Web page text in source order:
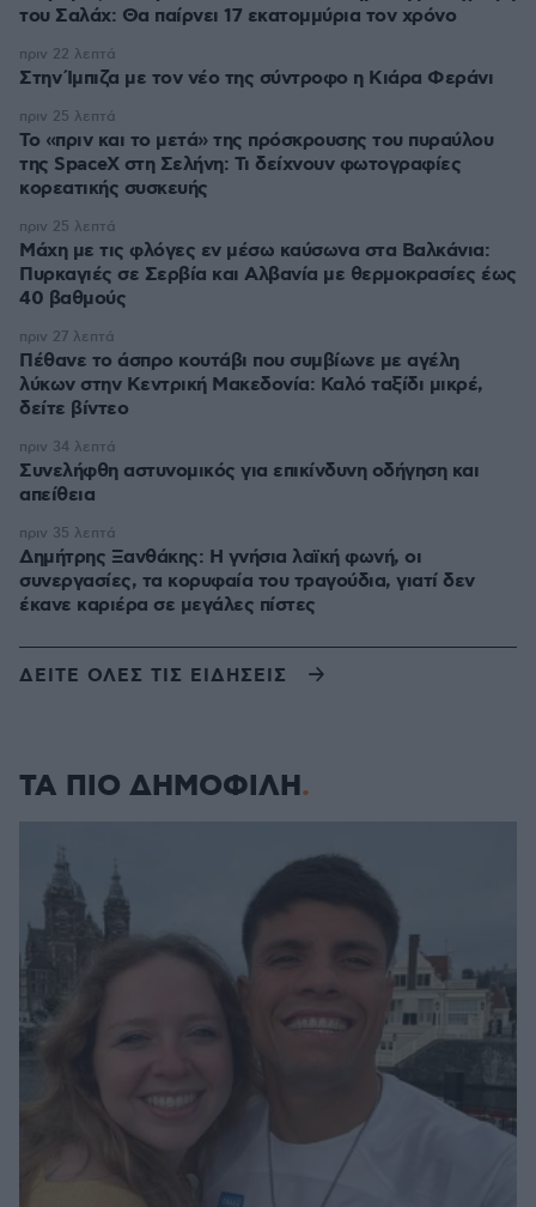
του Σαλάχ: Θα παίρνει 17 εκατομμύρια τον χρόνο
Στην Ίμπιζα με τον νέο της σύντροφο η Κιάρα Φεράνι
πριν 22 λεπτά
Το «πριν και το μετά» της πρόσκρουσης του πυραύλου
της SpaceX στη Σελήνη: Τι δείχνουν φωτογραφίες
κορεατικής συσκευής
πριν 25 λεπτά
Μάχη με τις φλόγες εν μέσω καύσωνα στα Βαλκάνια:
Πυρκαγιές σε Σερβία και Αλβανία με θερμοκρασίες έως
40 βαθμούς
πριν 25 λεπτά
Πέθανε το άσπρο κουτάβι που συμβίωνε με αγέλη
λύκων στην Κεντρική Μακεδονία: Καλό ταξίδι μικρέ,
δείτε βίντεο
πριν 27 λεπτά
Συνελήφθη αστυνομικός για επικίνδυνη οδήγηση και
απείθεια
πριν 34 λεπτά
Δημήτρης Ξανθάκης: Η γνήσια λαϊκή φωνή, οι
συνεργασίες, τα κορυφαία του τραγούδια, γιατί δεν
έκανε καριέρα σε μεγάλες πίστες
πριν 35 λεπτά
ΔΕΙΤΕ ΟΛΕΣ ΤΙΣ ΕΙΔΗΣΕΙΣ
ΤΑ ΠΙΟ ΔΗΜΟΦΙΛΗ